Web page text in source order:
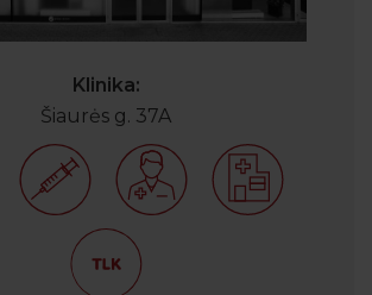
Klinika:
Šiaurės g. 37A